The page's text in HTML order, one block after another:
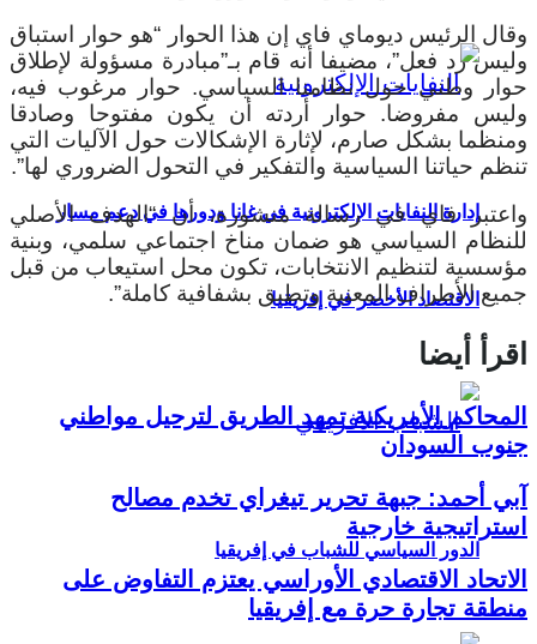
إدارة النفايات الإلكترونية في غانا ودورها في دعم مسار
الاقتصاد الأخضر في إفريقيا
الدور السياسي للشباب في إفريقيا
وقال الرئيس ديوماي فاي إن هذا الحوار “هو حوار استباق
وليس رد فعل”، مضيفا أنه قام بـ”مبادرة مسؤولة لإطلاق
حوار وطني حول نظامنا السياسي. حوار مرغوب فيه،
وليس مفروضا. حوار أردته أن يكون مفتوحا وصادقا
ومنظما بشكل صارم، لإثارة الإشكالات حول الآليات التي
تنظم حياتنا السياسية والتفكير في التحول الضروري لها”.
واعتبر فاي في رسالة منشورة، أن “الهدف الأصلي
للنظام السياسي هو ضمان مناخ اجتماعي سلمي، وبنية
مؤسسية لتنظيم الانتخابات، تكون محل استيعاب من قبل
جميع الأطراف المعنية وتطبق بشفافية كاملة”.
اقرأ أيضا
المحاكم الأمريكية تمهد الطريق لترحيل مواطني
جنوب السودان
آبي أحمد: جبهة تحرير تيغراي تخدم مصالح
استراتيجية خارجية
الاتحاد الاقتصادي الأوراسي يعتزم التفاوض على
منطقة تجارة حرة مع إفريقيا